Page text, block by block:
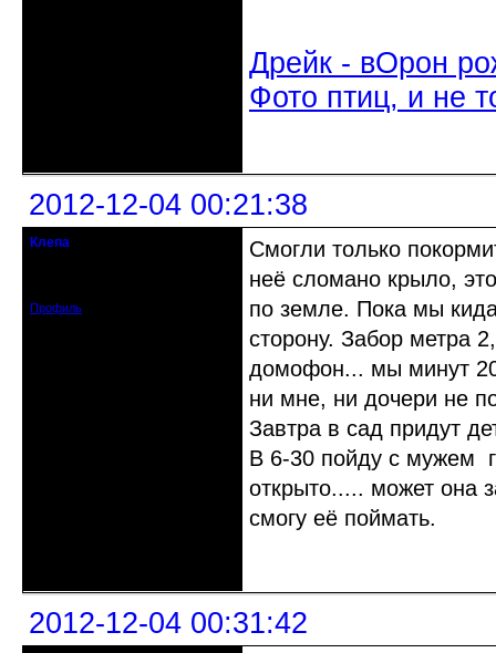
Дрейк - вОрон
Фото птиц, и не
2012-12-04 00:21:38
Клепа
Профиль
Смогли только
неё сломано крыло,
по земле. Пока мы
сторону. Забор метра
домофон... мы минут 20
ни мне, ни дочери не
Завтра в сад придут
В 6-30 пойду с мужем
открыто..... может она
смогу её поймать.
2012-12-04 00:31:42